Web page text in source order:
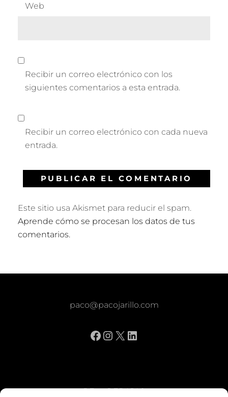
Web
Recibir un correo electrónico con los
siguientes comentarios a esta entrada.
Recibir un correo electrónico con cada nueva
entrada.
Este sitio usa Akismet para reducir el spam.
Aprende cómo se procesan los datos de tus
comentarios.
paco@pacojarillo.com
Facebook
Instagram
X LinkedIn
BE vs REBAJAS